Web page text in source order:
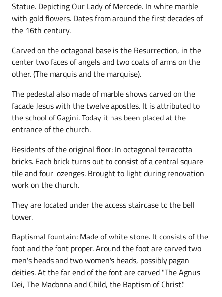
Statue. Depicting Our Lady of Mercede. In white marble
with gold flowers. Dates from around the first decades of
the 16th century.
Carved on the octagonal base is the Resurrection, in the
center two faces of angels and two coats of arms on the
other. (The marquis and the marquise).
The pedestal also made of marble shows carved on the
facade Jesus with the twelve apostles. It is attributed to
the school of Gagini. Today it has been placed at the
entrance of the church.
Residents of the original floor: In octagonal terracotta
bricks. Each brick turns out to consist of a central square
tile and four lozenges. Brought to light during renovation
work on the church.
They are located under the access staircase to the bell
tower.
Baptismal fountain: Made of white stone. It consists of the
foot and the font proper. Around the foot are carved two
men's heads and two women's heads, possibly pagan
deities. At the far end of the font are carved "The Agnus
Dei, The Madonna and Child, the Baptism of Christ."